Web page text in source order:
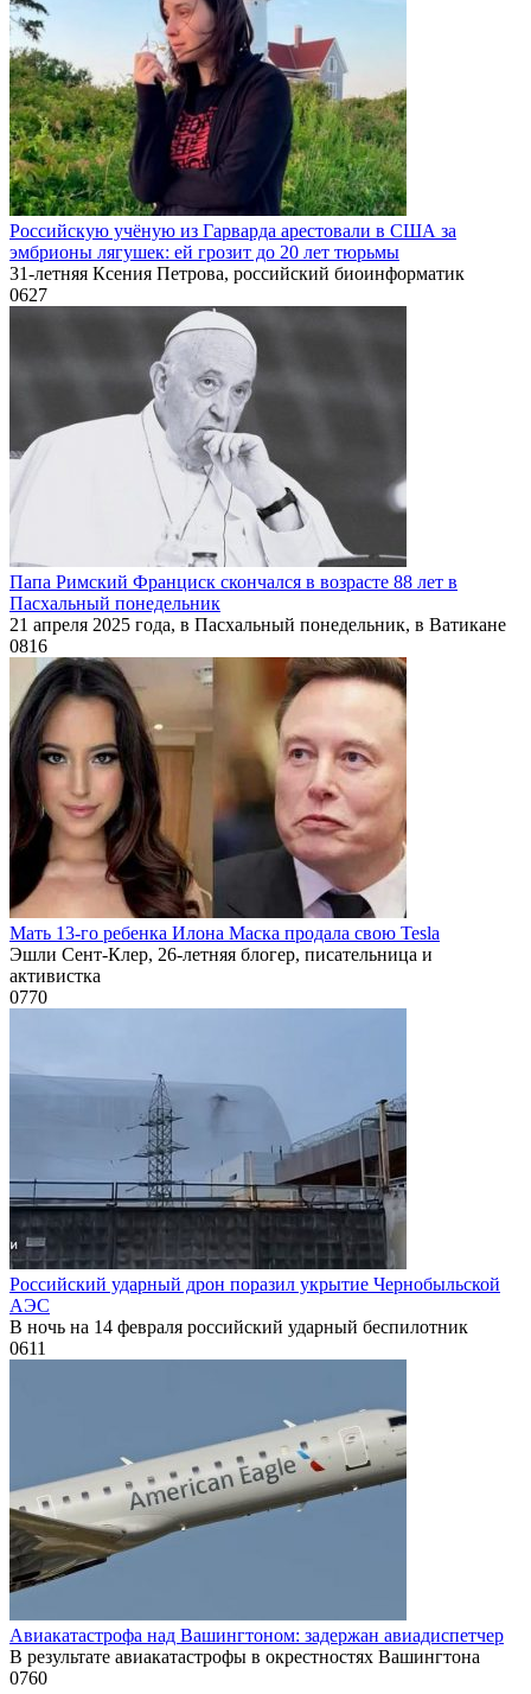
Российскую учёную из Гарварда арестовали в США за
эмбрионы лягушек: ей грозит до 20 лет тюрьмы
31-летняя Ксения Петрова, российский биоинформатик
0627
Папа Римский Франциск скончался в возрасте 88 лет в
Пасхальный понедельник
21 апреля 2025 года, в Пасхальный понедельник, в Ватикане
0816
Мать 13-го ребенка Илона Маска продала свою Tesla
Эшли Сент-Клер, 26-летняя блогер, писательница и
активистка
0770
Российский ударный дрон поразил укрытие Чернобыльской
АЭС
В ночь на 14 февраля российский ударный беспилотник
0611
Авиакатастрофа над Вашингтоном: задержан авиадиспетчер
В результате авиакатастрофы в окрестностях Вашингтона
0760